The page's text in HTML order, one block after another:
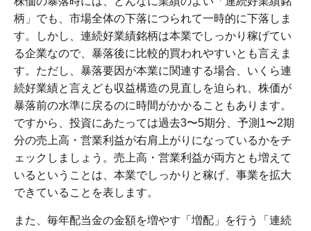
柄」でも、市場全体の下落につられて一時的に下落しま
す。しかし、連続好業績銘柄は本業でしっかり稼げてい
る企業なので、暴落後に比較的買われやすいとも言えま
す。ただし、暴落要因が本業に関連する場合、いくら連
続好業績と言えども収益構造の見直しを迫られ、株価が
暴落前の水準に戻るのに時間がかかることもあります。
ですから、投資にあたっては過去3〜5期分、予測1〜2期
分の売上高・営業利益が右肩上がりになっているかをチ
ェックしましょう。売上高・営業利益が両方とも増えて
いるということは、本業でしっかりと稼げ、事業を拡大
できていることを表します。
また、毎年配当金の金額を増やす「増配」を行う「連続